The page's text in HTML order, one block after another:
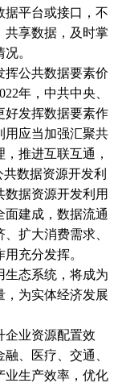
据平台或接口，不
共享数据，及时掌
。
公共数据要素价
年，中共中央、
好发挥数据要素作
用应当加强汇聚共
推进互联互通，
数据资源开发利
数据资源开发利用
面建成，数据流通
扩大消费需求、
充分发挥。
态系统，将成为
，为实体经济发展
业资源配置效
、医疗、交通、
业生产效率，优化